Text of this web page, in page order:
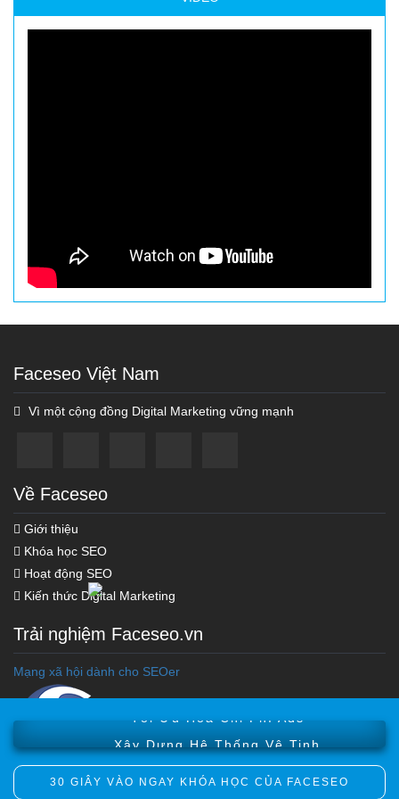
Faceseo Việt Nam
Vì một cộng đồng Digital Marketing vững mạnh
Về Faceseo
Giới thiệu
Khóa học SEO
Hoạt động SEO
Kiến thức Digital Marketing
Trải nghiệm Faceseo.vn
Mạng xã hội dành cho SEOer
Khóa học Marketing Online
Xây Dựng Hệ Thống Vệ Tinh
30 GIÂY VÀO NGAY KHÓA HỌC CỦA FACESEO